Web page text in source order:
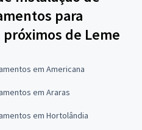
para
de Leme
em Americana
em Araras
em Hortolândia